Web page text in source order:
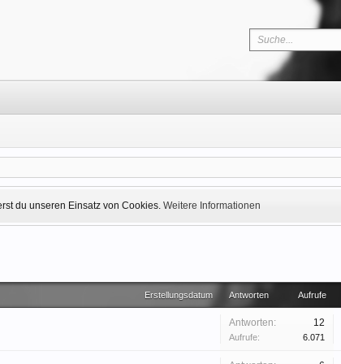
du unseren Einsatz von Cookies. Weitere Informationen
Erstellungsdatum Antworten Aufrufe
Antworten: 12
Aufrufe: 6.071